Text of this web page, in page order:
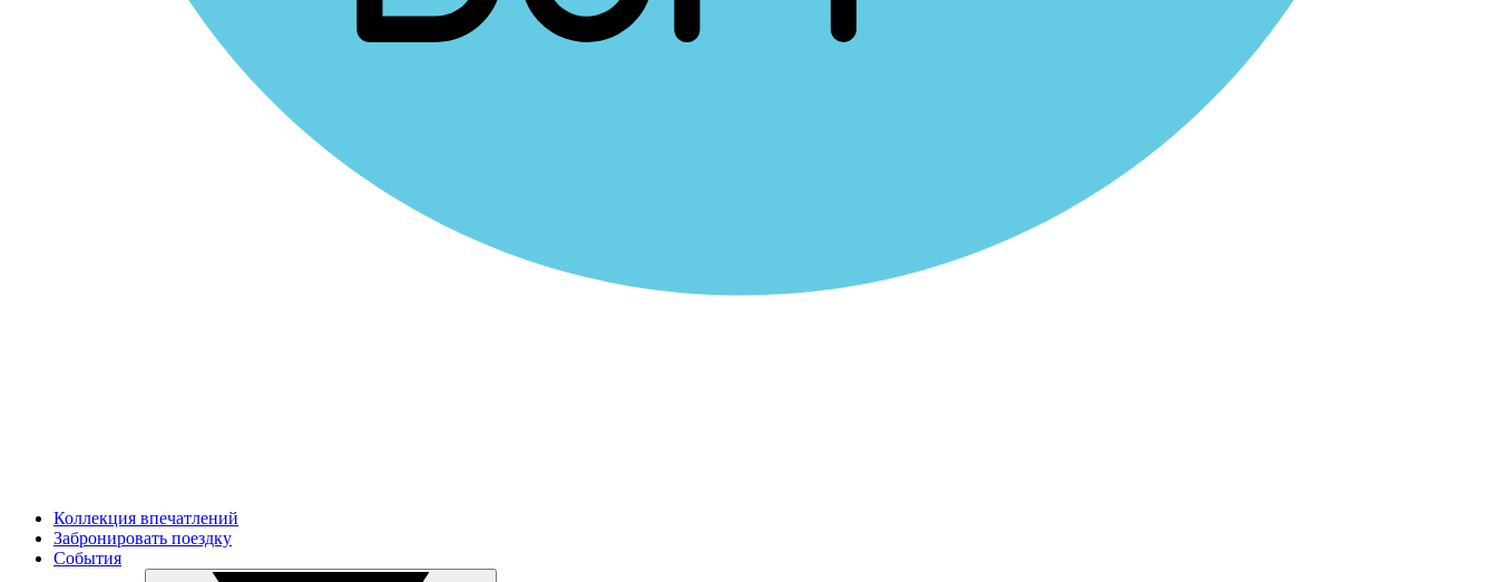
Коллекция впечатлений
Забронировать поездку
События